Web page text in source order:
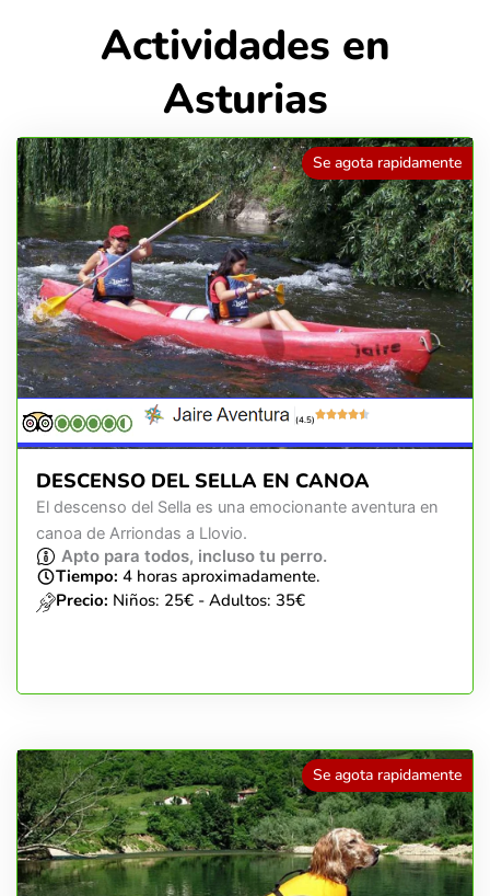
Actividades en
Asturias
Se agota rapidamente
(4.5)
DESCENSO DEL SELLA EN CANOA
El descenso del Sella es una emocionante aventura en
canoa de Arriondas a Llovio.
Apto para todos, incluso tu perro.
Tiempo: 4 horas aproximadamente.
Precio: Niños: 25€ - Adultos: 35€
Se agota rapidamente